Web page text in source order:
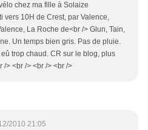
chez ma fille à Solaize
vers 10H de Crest, par Valence,
La Roche de<br /> Glun, Tain,
Un temps bien gris. Pas de pluie.
trop chaud. CR sur le blog, plus
/> <br /> <br /> <br />
2010 21:05